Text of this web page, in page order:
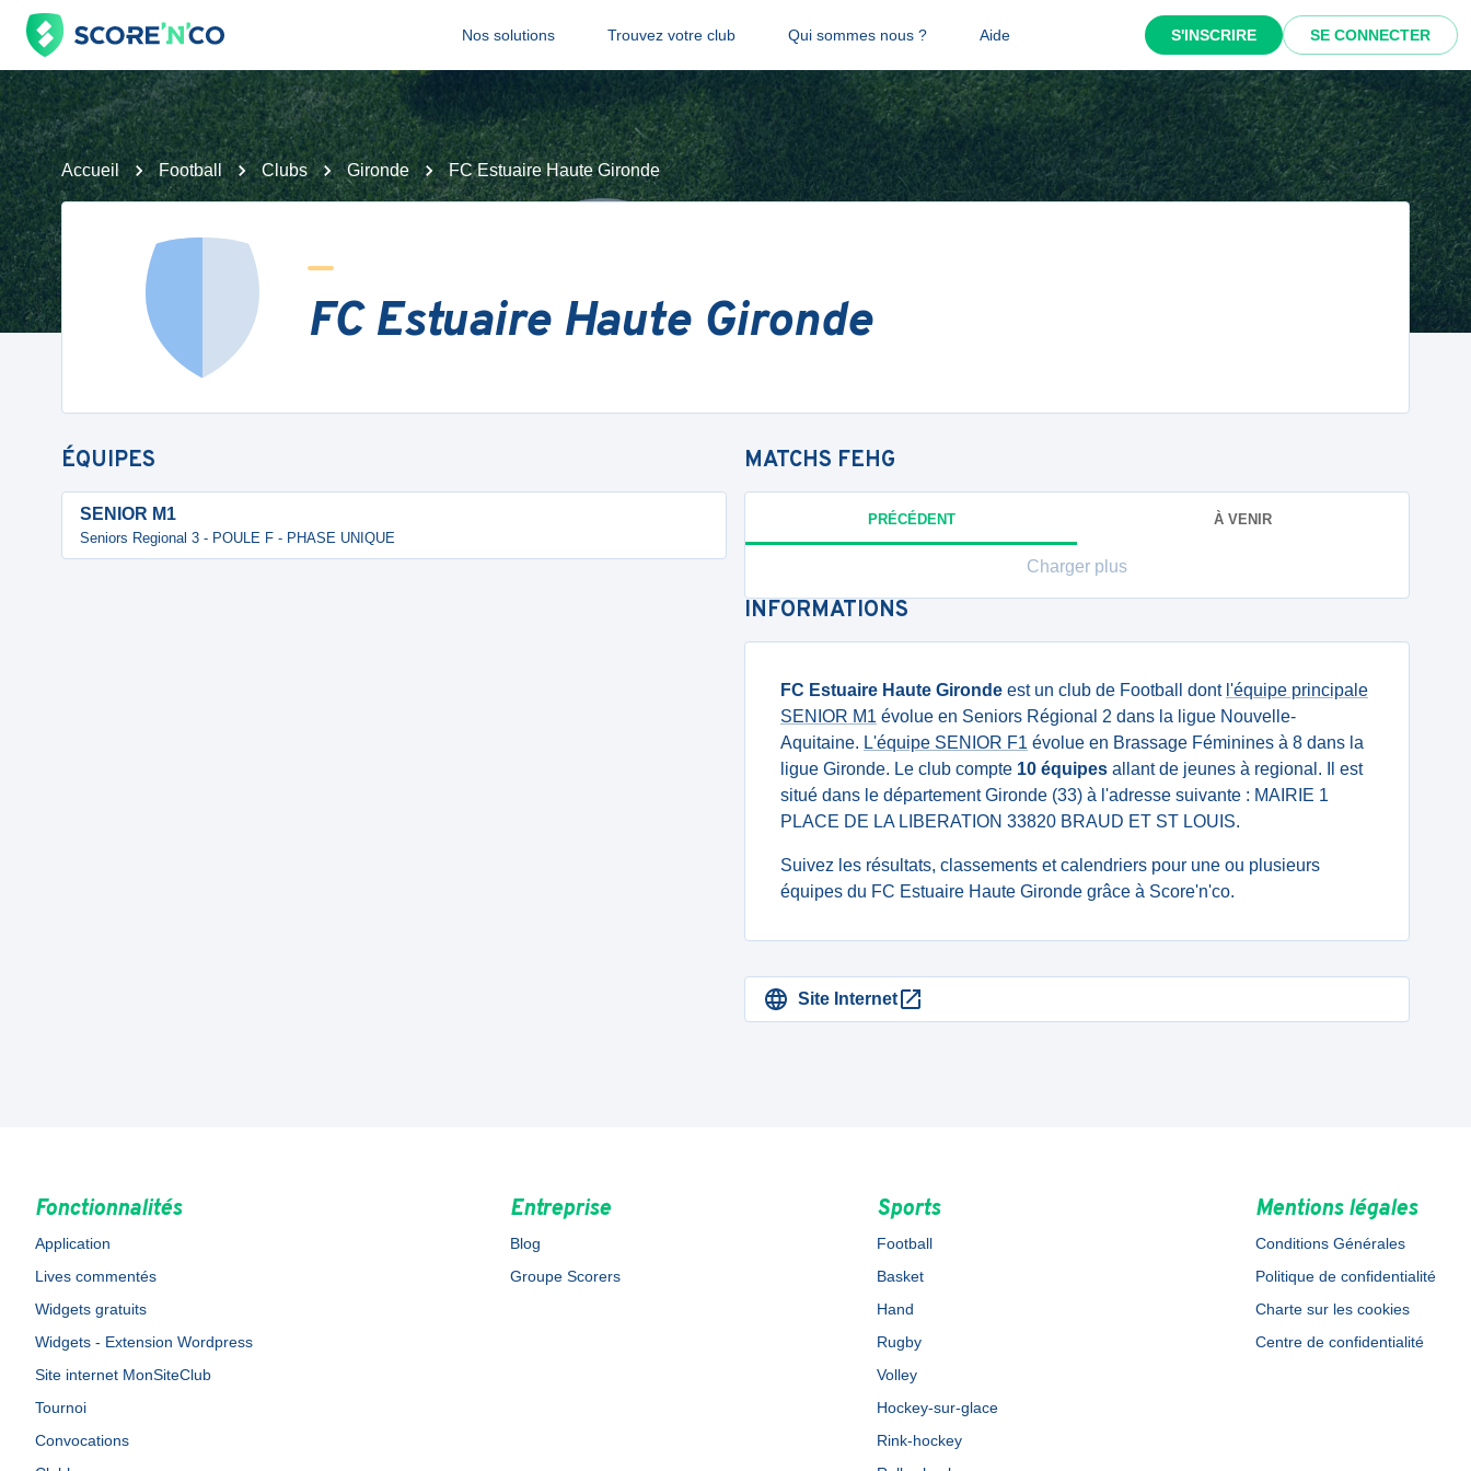
Nos solutions Trouvez votre club Qui sommes nous ? Aide S'INSCRIRE SE CONNECTER
Accueil Football Clubs Gironde FC Estuaire Haute Gironde
FC Estuaire Haute Gironde
ÉQUIPES
SENIOR M1
Seniors Regional 3 - POULE F - PHASE UNIQUE
MATCHS FEHG
PRÉCÉDENT À VENIR
Charger plus
INFORMATIONS
FC Estuaire Haute Gironde est un club de Football dont l'équipe principale
SENIOR M1 évolue en Seniors Régional 2 dans la ligue Nouvelle-
Aquitaine. L'équipe SENIOR F1 évolue en Brassage Féminines à 8 dans la
ligue Gironde. Le club compte 10 équipes allant de jeunes à regional. Il est
situé dans le département Gironde (33) à l'adresse suivante : MAIRIE 1
PLACE DE LA LIBERATION 33820 BRAUD ET ST LOUIS.
Suivez les résultats, classements et calendriers pour une ou plusieurs
équipes du FC Estuaire Haute Gironde grâce à Score'n'co.
Site Internet
Fonctionnalités
Application
Lives commentés
Widgets gratuits
Widgets - Extension Wordpress
Site internet MonSiteClub
Tournoi
Convocations
Entreprise
Blog
Groupe Scorers
Sports
Football
Basket
Hand
Rugby
Volley
Hockey-sur-glace
Rink-hockey
Mentions légales
Conditions Générales
Politique de confidentialité
Charte sur les cookies
Centre de confidentialité